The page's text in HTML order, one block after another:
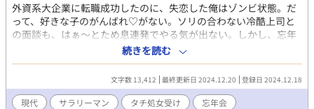
外資系大企業に転職成功したのに、失恋した俺はゾンビ状態。だ
って、好きな子のがんばれ♡がない。ソリの合わない冷酷上司と
の面談も、はぁ〜とため息連発でやる気が出ない。しかし、忘年
会の予定を思い出し、気合が入る。タヌキ顔のかわい子ちゃんゲ
ットしちゃうぞ！張り切って参加した忘年会は思ってたのとだい
ぶ違うゴージャス具合だけど、今夜は絶対一人では帰らない！！
強い決意のもと社交に励む。予定とは全く違う夜を過ごすけど、
結果オーライ？？ アラサー上司×タチ部下
続きを読む
文字数 13,412 最終更新日 2024.12.20 登録日 2024.12.18
現代 サラリーマン タチ処女受け
忘年会